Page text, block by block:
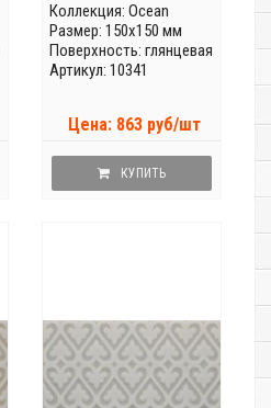
Коллекция: Ocean
Размер: 150x150 мм
Поверхность: глянцевая
Артикул: 10341
Цена: 863 руб/шт
КУПИТЬ